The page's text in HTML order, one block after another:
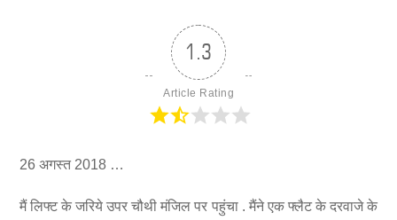
1.3
Article Rating
26 अगस्त 2018 …
मैं लिफ्ट के जरिये उपर चौथी मंजिल पर पहुंचा . मैंने एक फ्लैट के दरवाजे के